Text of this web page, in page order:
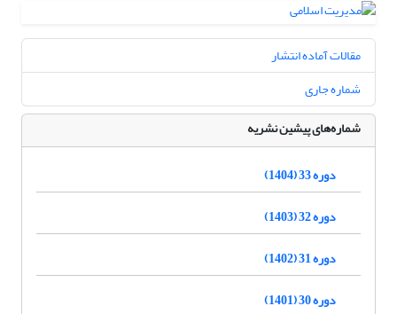
مقالات آماده انتشار
شماره جاری
شماره‌های پیشین نشریه
دوره 33 (1404)
دوره 32 (1403)
دوره 31 (1402)
دوره 30 (1401)